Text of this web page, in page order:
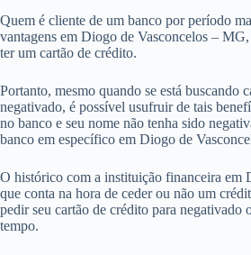
Quem é cliente de um banco por período
vantagens em Diogo de Vasconcelos –
ter um cartão de crédito.
Portanto, mesmo quando se está buscando
negativado, é possível usufruir de tais
no banco e seu nome não tenha sido
banco em específico em Diogo de
O histórico com a instituição financeira em
que conta na hora de ceder ou não um
pedir seu cartão de crédito para negativado
tempo.